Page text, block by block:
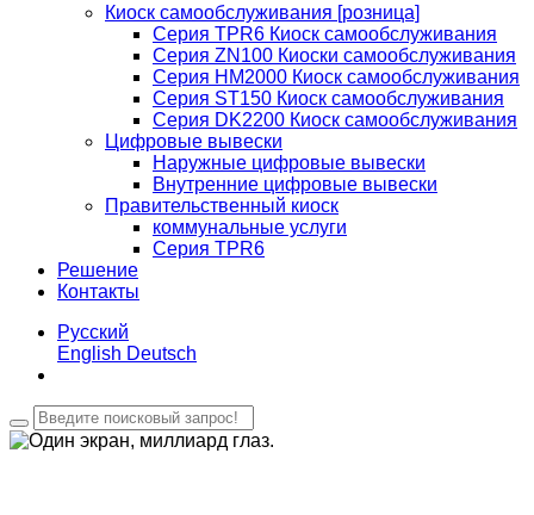
Киоск самообслуживания [розница]
Серия TPR6 Киоск самообслуживания
Серия ZN100 Киоски самообслуживания
Серия HM2000 Киоск самообслуживания
Серия ST150 Киоск самообслуживания
Серия DK2200 Киоск самообслуживания
Цифровые вывески
Наружные цифровые вывески
Внутренние цифровые вывески
Правительственный киоск
коммунальные услуги
Серия TPR6
Решение
Контакты
Русский
English Deutsch